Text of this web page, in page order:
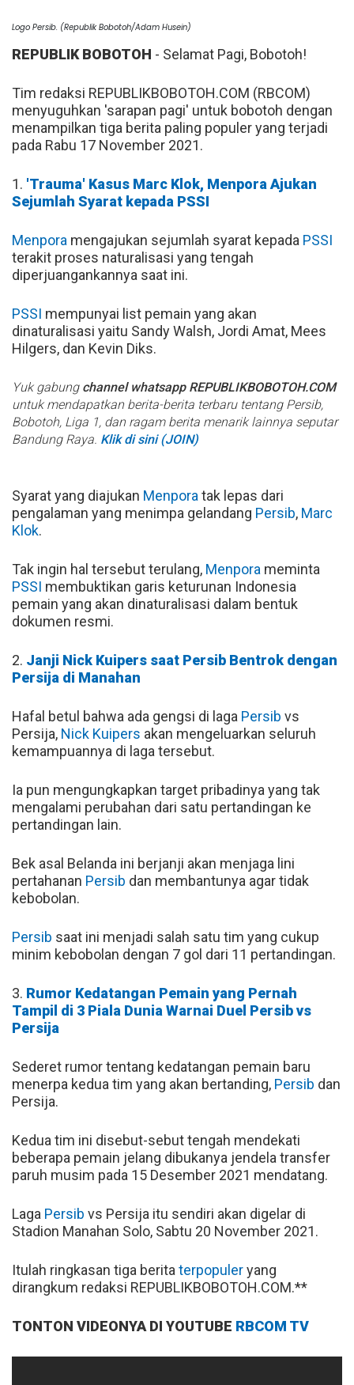
Logo Persib. (Republik Bobotoh/Adam Husein)
REPUBLIK BOBOTOH - Selamat Pagi, Bobotoh!
Tim redaksi REPUBLIKBOBOTOH.COM (RBCOM)
menyuguhkan 'sarapan pagi' untuk bobotoh dengan
menampilkan tiga berita paling populer yang terjadi
pada Rabu 17 November 2021.
1. 'Trauma' Kasus Marc Klok, Menpora Ajukan
Sejumlah Syarat kepada PSSI
Menpora mengajukan sejumlah syarat kepada PSSI
terakit proses naturalisasi yang tengah
diperjuangankannya saat ini.
PSSI mempunyai list pemain yang akan
dinaturalisasi yaitu Sandy Walsh, Jordi Amat, Mees
Hilgers, dan Kevin Diks.
Yuk gabung channel whatsapp REPUBLIKBOBOTOH.COM
untuk mendapatkan berita-berita terbaru tentang Persib,
Bobotoh, Liga 1, dan ragam berita menarik lainnya seputar
Bandung Raya. Klik di sini (JOIN)
Syarat yang diajukan Menpora tak lepas dari
pengalaman yang menimpa gelandang Persib, Marc
Klok.
Tak ingin hal tersebut terulang, Menpora meminta
PSSI membuktikan garis keturunan Indonesia
pemain yang akan dinaturalisasi dalam bentuk
dokumen resmi.
2. Janji Nick Kuipers saat Persib Bentrok dengan
Persija di Manahan
Hafal betul bahwa ada gengsi di laga Persib vs
Persija, Nick Kuipers akan mengeluarkan seluruh
kemampuannya di laga tersebut.
Ia pun mengungkapkan target pribadinya yang tak
mengalami perubahan dari satu pertandingan ke
pertandingan lain.
Bek asal Belanda ini berjanji akan menjaga lini
pertahanan Persib dan membantunya agar tidak
kebobolan.
Persib saat ini menjadi salah satu tim yang cukup
minim kebobolan dengan 7 gol dari 11 pertandingan.
3. Rumor Kedatangan Pemain yang Pernah
Tampil di 3 Piala Dunia Warnai Duel Persib vs
Persija
Sederet rumor tentang kedatangan pemain baru
menerpa kedua tim yang akan bertanding, Persib dan
Persija.
Kedua tim ini disebut-sebut tengah mendekati
beberapa pemain jelang dibukanya jendela transfer
paruh musim pada 15 Desember 2021 mendatang.
Laga Persib vs Persija itu sendiri akan digelar di
Stadion Manahan Solo, Sabtu 20 November 2021.
Itulah ringkasan tiga berita terpopuleryang
dirangkum redaksi REPUBLIKBOBOTOH.COM.**
TONTON VIDEONYA DI YOUTUBE RBCOM TV